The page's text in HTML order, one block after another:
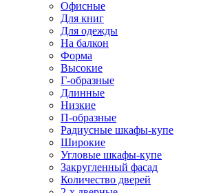
Офисные
Для книг
Для одежды
На балкон
Форма
Высокие
Г-образные
Длинные
Низкие
П-образные
Радиусные шкафы-купе
Широкие
Угловые шкафы-купе
Закругленный фасад
Количество дверей